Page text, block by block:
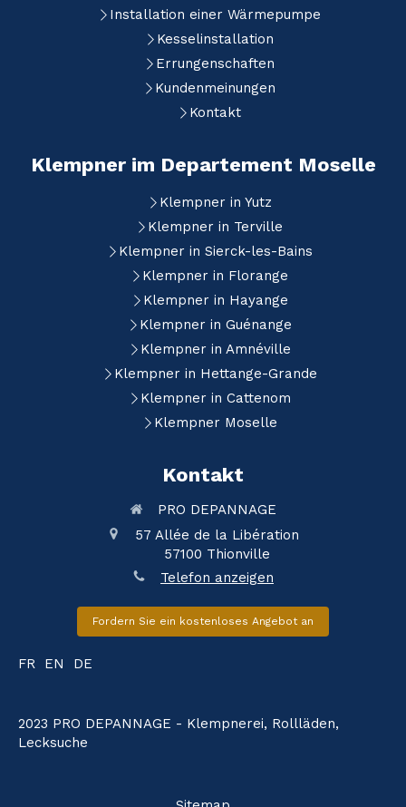
Installation einer Wärmepumpe
Kesselinstallation
Errungenschaften
Kundenmeinungen
Kontakt
Klempner im Departement Moselle
Klempner in Yutz
Klempner in Terville
Klempner in Sierck-les-Bains
Klempner in Florange
Klempner in Hayange
Klempner in Guénange
Klempner in Amnéville
Klempner in Hettange-Grande
Klempner in Cattenom
Klempner Moselle
Kontakt
PRO DEPANNAGE
57 Allée de la Libération
57100 Thionville
Telefon anzeigen
Fordern Sie ein kostenloses Angebot an
FR EN DE
2023 PRO DEPANNAGE - Klempnerei, Rollläden,
Lecksuche